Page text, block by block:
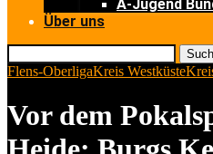
A-Jugend
Über uns
Flens-OberligaKreis Westküste
Vor dem